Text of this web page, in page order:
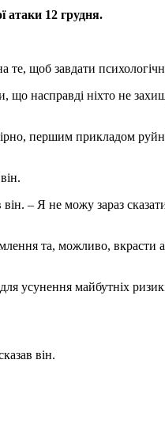
атаки 12 грудня.
щоб завдати
що насправді ніхто не
першим прикладом
– Я не можу зараз
та, можливо, вкрасти
усунення майбутніх
він.